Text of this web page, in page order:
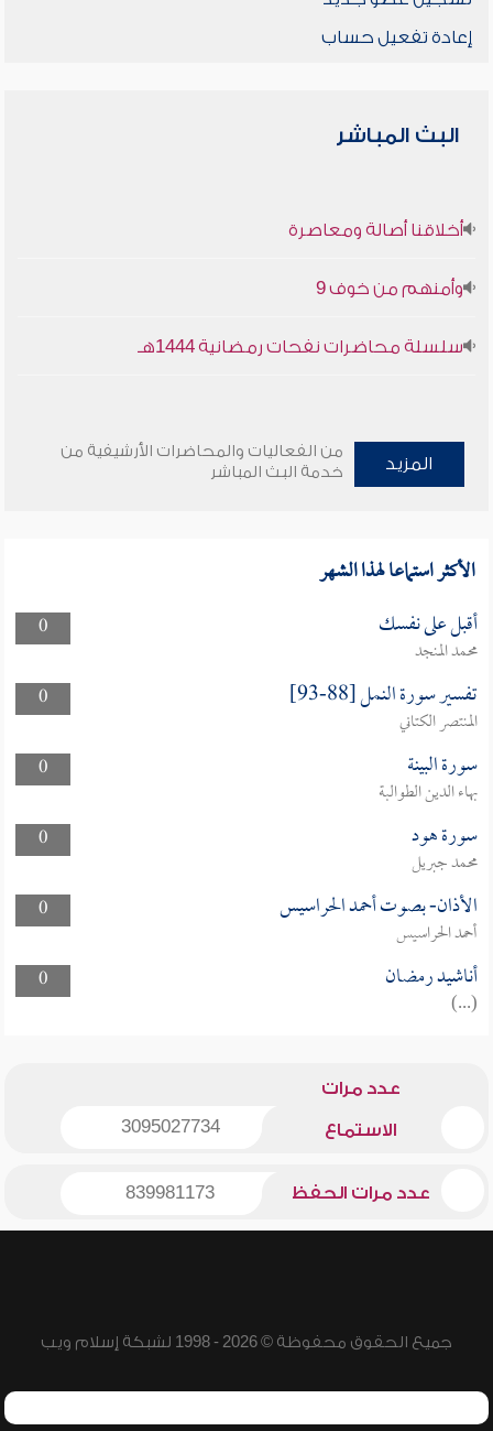
إعادة تفعيل حساب
البث المباشر
أخلاقنا أصالة ومعاصرة
وأمنهم من خوف 9
سلسلة محاضرات نفحات رمضانية 1444هـ
المزيد
من الفعاليات والمحاضرات الأرشيفية من
خدمة البث المباشر
الأكثر استماعا لهذا الشهر
0 أقبل على نفسك
محمد المنجد
0
تفسير سورة النمل [88-93]
المنتصر الكتاني
0
سورة البينة
بهاء الدين الطوالبة
0
سورة هود
محمد جبريل
0
الأذان- بصوت أحمد الحراسيس
أحمد الحراسيس
0
أناشيد رمضان
(...)
عدد مرات
الاستماع 3095027734
عدد مرات الحفظ 839981173
جميع الحقوق محفوظة © 2026 - 1998 لشبكة إسلام ويب